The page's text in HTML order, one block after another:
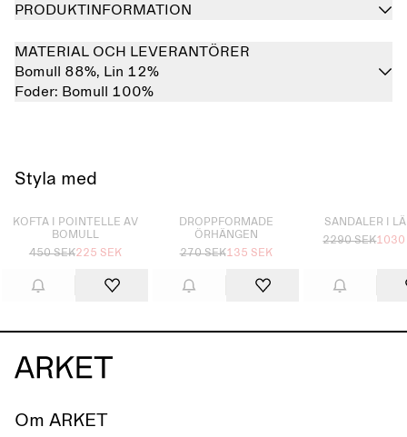
PRODUKTINFORMATION
MATERIAL OCH LEVERANTÖRER
Bomull 88%, Lin 12%
Foder: Bomull 100%
Styla med
Slutsåld
KOFTA I POINTELLE AV
BOMULL
450 SEK225 SEK
DROPPFORMADE
ÖRHÄNGEN
270 SEK135 SEK
SANDALER I
2290 SEK1030
Om ARKET